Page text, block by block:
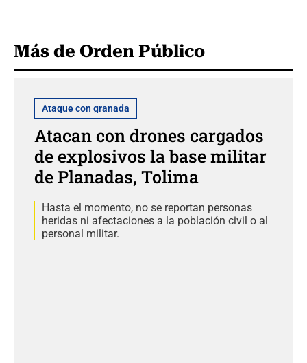
Más de Orden Público
Ataque con granada
Atacan con drones cargados
de explosivos la base militar
de Planadas, Tolima
Hasta el momento, no se reportan personas
heridas ni afectaciones a la población civil o al
personal militar.